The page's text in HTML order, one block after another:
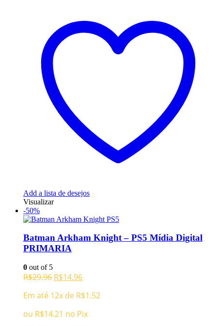
Add a lista de desejos
Visualizar
-50%
Batman Arkham Knight – PS5 Mídia Digital
PRIMARIA
0 out of 5
R$29.96 O
original
era:
R$29.96.
R$14.96O
atual
é:
R$14.96.
Em até 12x de R$1.52
ou R$14.21 no Pix